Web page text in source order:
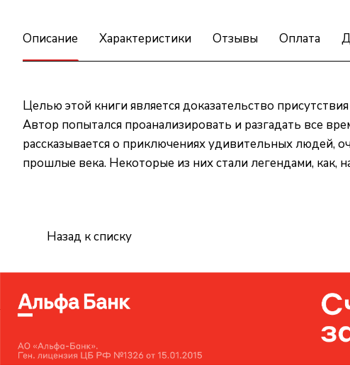
Описание Характеристики Отзывы Оплата
Целью этой книги является доказательство
Автор попытался проанализировать и разгадать все
рассказывается о приключениях удивительных
прошлые века. Некоторые из них стали легендами,
Назад к списку